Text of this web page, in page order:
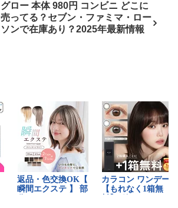
グロー 本体 980円 コンビニ どこに
売ってる？セブン・ファミマ・ロー
ソンで在庫あり？2025年最新情報